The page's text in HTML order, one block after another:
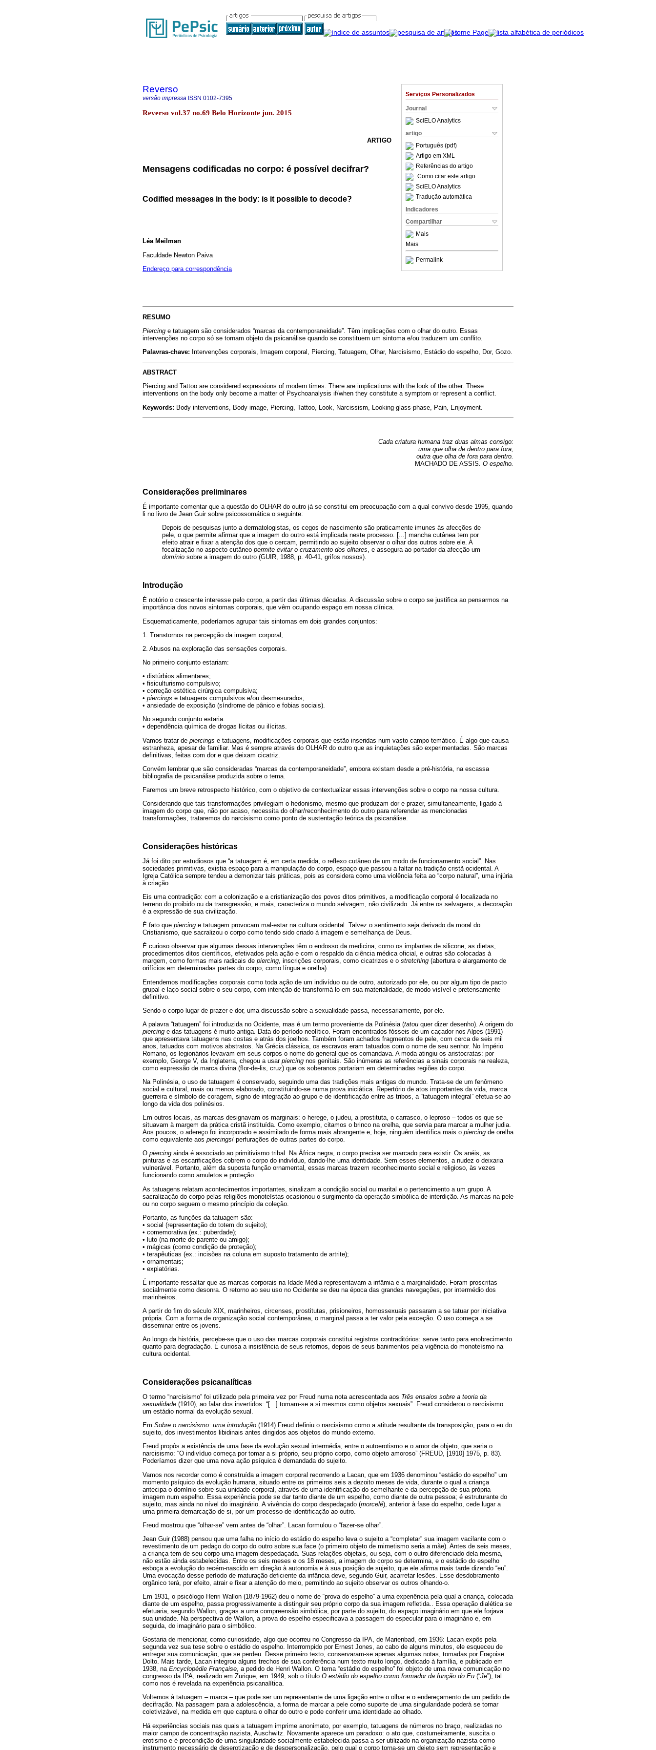
Serviços Personalizados
Journal
SciELO Analytics
artigo
Português (pdf)
Artigo em XML
Referências do artigo
Como citar este artigo
SciELO Analytics
Tradução automática
Indicadores
Compartilhar
Mais
Mais
Permalink
Reverso
versão impressa ISSN 0102-7395
Reverso vol.37 no.69 Belo Horizonte jun. 2015
ARTIGO
Mensagens codificadas no corpo: é possível decifrar?
Codified messages in the body: is it possible to decode?
Léa Meilman
Faculdade Newton Paiva
Endereço para correspondência
RESUMO
Piercing e tatuagem são considerados “marcas da contemporaneidade”. Têm implicações com o olhar do outro. Essas
intervenções no corpo só se tornam objeto da psicanálise quando se constituem um sintoma e/ou traduzem um conflito.
Palavras-chave: Intervenções corporais, Imagem corporal, Piercing, Tatuagem, Olhar, Narcisismo, Estádio do espelho, Dor, Gozo.
ABSTRACT
Piercing and Tattoo are considered expressions of modern times. There are implications with the look of the other. These
interventions on the body only become a matter of Psychoanalysis if/when they constitute a symptom or represent a conflict.
Keywords: Body interventions, Body image, Piercing, Tattoo, Look, Narcissism, Looking-glass-phase, Pain, Enjoyment.
Cada criatura humana traz duas almas consigo:
uma que olha de dentro para fora,
outra que olha de fora para dentro.
MACHADO DE ASSIS. O espelho.
Considerações preliminares
É importante comentar que a questão do OLHAR do outro já se constitui em preocupação com a qual convivo desde 1995, quando
li no livro de Jean Guir sobre psicossomática o seguinte:
Depois de pesquisas junto a dermatologistas, os cegos de nascimento são praticamente imunes às afecções de
pele, o que permite afirmar que a imagem do outro está implicada neste processo. [...] mancha cutânea tem por
efeito atrair e fixar a atenção dos que o cercam, permitindo ao sujeito observar o olhar dos outros sobre ele. A
focalização no aspecto cutâneo permite evitar o cruzamento dos olhares, e assegura ao portador da afecção um
domínio sobre a imagem do outro (GUIR, 1988, p. 40-41, grifos nossos).
Introdução
É notório o crescente interesse pelo corpo, a partir das últimas décadas. A discussão sobre o corpo se justifica ao pensarmos na
importância dos novos sintomas corporais, que vêm ocupando espaço em nossa clínica.
Esquematicamente, poderíamos agrupar tais sintomas em dois grandes conjuntos:
1. Transtornos na percepção da imagem corporal;
2. Abusos na exploração das sensações corporais.
No primeiro conjunto estariam:
• distúrbios alimentares;
• fisiculturismo compulsivo;
• correção estética cirúrgica compulsiva;
• piercings e tatuagens compulsivos e/ou desmesurados;
• ansiedade de exposição (síndrome de pânico e fobias sociais).
No segundo conjunto estaria:
• dependência química de drogas lícitas ou ilícitas.
Vamos tratar de piercings e tatuagens, modificações corporais que estão inseridas num vasto campo temático. É algo que causa
estranheza, apesar de familiar. Mas é sempre através do OLHAR do outro que as inquietações são experimentadas. São marcas
definitivas, feitas com dor e que deixam cicatriz.
Convém lembrar que são consideradas “marcas da contemporaneidade”, embora existam desde a pré-história, na escassa
bibliografia de psicanálise produzida sobre o tema.
Faremos um breve retrospecto histórico, com o objetivo de contextualizar essas intervenções sobre o corpo na nossa cultura.
Considerando que tais transformações privilegiam o hedonismo, mesmo que produzam dor e prazer, simultaneamente, ligado à
imagem do corpo que, não por acaso, necessita do olhar/reconhecimento do outro para referendar as mencionadas
transformações, trataremos do narcisismo como ponto de sustentação teórica da psicanálise.
Considerações históricas
Já foi dito por estudiosos que “a tatuagem é, em certa medida, o reflexo cutâneo de um modo de funcionamento social”. Nas
sociedades primitivas, existia espaço para a manipulação do corpo, espaço que passou a faltar na tradição cristã ocidental. A
Igreja Católica sempre tendeu a demonizar tais práticas, pois as considera como uma violência feita ao “corpo natural”, uma injúria
à criação.
Eis uma contradição: com a colonização e a cristianização dos povos ditos primitivos, a modificação corporal é localizada no
terreno do proibido ou da transgressão, e mais, caracteriza o mundo selvagem, não civilizado. Já entre os selvagens, a decoração
é a expressão de sua civilização.
É fato que piercing e tatuagem provocam mal-estar na cultura ocidental. Talvez o sentimento seja derivado da moral do
Cristianismo, que sacralizou o corpo como tendo sido criado à imagem e semelhança de Deus.
É curioso observar que algumas dessas intervenções têm o endosso da medicina, como os implantes de silicone, as dietas,
procedimentos ditos científicos, efetivados pela ação e com o respaldo da ciência médica oficial, e outras são colocadas à
margem, como formas mais radicais de piercing, inscrições corporais, como cicatrizes e o stretching (abertura e alargamento de
orifícios em determinadas partes do corpo, como língua e orelha).
Entendemos modificações corporais como toda ação de um indivíduo ou de outro, autorizado por ele, ou por algum tipo de pacto
grupal e laço social sobre o seu corpo, com intenção de transformá-lo em sua materialidade, de modo visível e pretensamente
definitivo.
Sendo o corpo lugar de prazer e dor, uma discussão sobre a sexualidade passa, necessariamente, por ele.
A palavra “tatuagem” foi introduzida no Ocidente, mas é um termo proveniente da Polinésia (tatou quer dizer desenho). A origem do
piercing e das tatuagens é muito antiga. Data do período neolítico. Foram encontrados fósseis de um caçador nos Alpes (1991)
que apresentava tatuagens nas costas e atrás dos joelhos. Também foram achados fragmentos de pele, com cerca de seis mil
anos, tatuados com motivos abstratos. Na Grécia clássica, os escravos eram tatuados com o nome de seu senhor. No Império
Romano, os legionários levavam em seus corpos o nome do general que os comandava. A moda atingiu os aristocratas: por
exemplo, George V, da Inglaterra, chegou a usar piercing nos genitais. São inúmeras as referências a sinais corporais na realeza,
como expressão de marca divina (flor-de-lis, cruz) que os soberanos portariam em determinadas regiões do corpo.
Na Polinésia, o uso de tatuagem é conservado, seguindo uma das tradições mais antigas do mundo. Trata-se de um fenômeno
social e cultural, mais ou menos elaborado, constituindo-se numa prova iniciática. Repertório de atos importantes da vida, marca
guerreira e símbolo de coragem, signo de integração ao grupo e de identificação entre as tribos, a “tatuagem integral” efetua-se ao
longo da vida dos polinésios.
Em outros locais, as marcas designavam os marginais: o herege, o judeu, a prostituta, o carrasco, o leproso – todos os que se
situavam à margem da prática cristã instituída. Como exemplo, citamos o brinco na orelha, que servia para marcar a mulher judia.
Aos poucos, o adereço foi incorporado e assimilado de forma mais abrangente e, hoje, ninguém identifica mais o piercing de orelha
como equivalente aos piercings/ perfurações de outras partes do corpo.
O piercing ainda é associado ao primitivismo tribal. Na África negra, o corpo precisa ser marcado para existir. Os anéis, as
pinturas e as escarificações cobrem o corpo do indivíduo, dando-lhe uma identidade. Sem esses elementos, a nudez o deixaria
vulnerável. Portanto, além da suposta função ornamental, essas marcas trazem reconhecimento social e religioso, às vezes
funcionando como amuletos e proteção.
As tatuagens relatam acontecimentos importantes, sinalizam a condição social ou marital e o pertencimento a um grupo. A
sacralização do corpo pelas religiões monoteístas ocasionou o surgimento da operação simbólica de interdição. As marcas na pele
ou no corpo seguem o mesmo princípio da coleção.
Portanto, as funções da tatuagem são:
• social (representação do totem do sujeito);
• comemorativa (ex.: puberdade);
• luto (na morte de parente ou amigo);
• mágicas (como condição de proteção);
• terapêuticas (ex.: incisões na coluna em suposto tratamento de artrite);
• ornamentais;
• expiatórias.
É importante ressaltar que as marcas corporais na Idade Média representavam a infâmia e a marginalidade. Foram proscritas
socialmente como desonra. O retorno ao seu uso no Ocidente se deu na época das grandes navegações, por intermédio dos
marinheiros.
A partir do fim do século XIX, marinheiros, circenses, prostitutas, prisioneiros, homossexuais passaram a se tatuar por iniciativa
própria. Com a forma de organização social contemporânea, o marginal passa a ter valor pela exceção. O uso começa a se
disseminar entre os jovens.
Ao longo da história, percebe-se que o uso das marcas corporais constitui registros contraditórios: serve tanto para enobrecimento
quanto para degradação. É curiosa a insistência de seus retornos, depois de seus banimentos pela vigência do monoteísmo na
cultura ocidental.
Considerações psicanalíticas
O termo “narcisismo” foi utilizado pela primeira vez por Freud numa nota acrescentada aos Três ensaios sobre a teoria da
sexualidade (1910), ao falar dos invertidos: “[...] tomam-se a si mesmos como objetos sexuais”. Freud considerou o narcisismo
um estádio normal da evolução sexual.
Em Sobre o narcisismo: uma introdução (1914) Freud definiu o narcisismo como a atitude resultante da transposição, para o eu do
sujeito, dos investimentos libidinais antes dirigidos aos objetos do mundo externo.
Freud propôs a existência de uma fase da evolução sexual intermédia, entre o autoerotismo e o amor de objeto, que seria o
narcisismo: “O indivíduo começa por tomar a si próprio, seu próprio corpo, como objeto amoroso” (FREUD, [1910] 1975, p. 83).
Poderíamos dizer que uma nova ação psíquica é demandada do sujeito.
Vamos nos recordar como é construída a imagem corporal recorrendo a Lacan, que em 1936 denominou “estádio do espelho” um
momento psíquico da evolução humana, situado entre os primeiros seis a dezoito meses de vida, durante o qual a criança
antecipa o domínio sobre sua unidade corporal, através de uma identificação do semelhante e da percepção de sua própria
imagem num espelho. Essa experiência pode se dar tanto diante de um espelho, como diante de outra pessoa; é estruturante do
sujeito, mas ainda no nível do imaginário. A vivência do corpo despedaçado (morcelé), anterior à fase do espelho, cede lugar a
uma primeira demarcação de si, por um processo de identificação ao outro.
Freud mostrou que “olhar-se” vem antes de “olhar”. Lacan formulou o “fazer-se olhar”.
Jean Guir (1988) pensou que uma falha no início do estádio do espelho leva o sujeito a “completar” sua imagem vacilante com o
revestimento de um pedaço do corpo do outro sobre sua face (o primeiro objeto de mimetismo seria a mãe). Antes de seis meses,
a criança tem de seu corpo uma imagem despedaçada. Suas relações objetais, ou seja, com o outro diferenciado dela mesma,
não estão ainda estabelecidas. Entre os seis meses e os 18 meses, a imagem do corpo se determina, e o estádio do espelho
esboça a evolução do recém-nascido em direção à autonomia e à sua posição de sujeito, que ele afirma mais tarde dizendo “eu”.
Uma evocação desse período de maturação deficiente da infância deve, segundo Guir, acarretar lesões. Esse desdobramento
orgânico terá, por efeito, atrair e fixar a atenção do meio, permitindo ao sujeito observar os outros olhando-o.
Em 1931, o psicólogo Henri Wallon (1879-1962) deu o nome de “prova do espelho” a uma experiência pela qual a criança, colocada
diante de um espelho, passa progressivamente a distinguir seu próprio corpo da sua imagem refletida.. Essa operação dialética se
efetuaria, segundo Wallon, graças a uma compreensão simbólica, por parte do sujeito, do espaço imaginário em que ele forjava
sua unidade. Na perspectiva de Wallon, a prova do espelho especificava a passagem do especular para o imaginário e, em
seguida, do imaginário para o simbólico.
Gostaria de mencionar, como curiosidade, algo que ocorreu no Congresso da IPA, de Marienbad, em 1936: Lacan expôs pela
segunda vez sua tese sobre o estádio do espelho. Interrompido por Ernest Jones, ao cabo de alguns minutos, ele esqueceu de
entregar sua comunicação, que se perdeu. Desse primeiro texto, conservaram-se apenas algumas notas, tomadas por Fraçoise
Dolto. Mais tarde, Lacan integrou alguns trechos de sua conferência num texto muito longo, dedicado à família, e publicado em
1938, na Encyclopédie Française, a pedido de Henri Wallon. O tema “estádio do espelho” foi objeto de uma nova comunicação no
congresso da IPA, realizado em Zurique, em 1949, sob o título O estádio do espelho como formador da função do Eu (“Je”), tal
como nos é revelada na experiência psicanalítica.
Voltemos à tatuagem – marca – que pode ser um representante de uma ligação entre o olhar e o endereçamento de um pedido de
decifração. Na passagem para a adolescência, a forma de marcar a pele como suporte de uma singularidade poderá se tornar
coletivizável, na medida em que captura o olhar do outro e pode conferir uma identidade ao olhado.
Há experiências sociais nas quais a tatuagem imprime anonimato, por exemplo, tatuagens de números no braço, realizadas no
maior campo de concentração nazista, Auschwitz. Novamente aparece um paradoxo: o ato que, costumeiramente, suscita o
erotismo e é precondição de uma singularidade socialmente estabelecida passa a ser utilizado na organização nazista como
instrumento necessário de deserotização e de despersonalização, pelo qual o corpo torna-se um dejeto sem representação e